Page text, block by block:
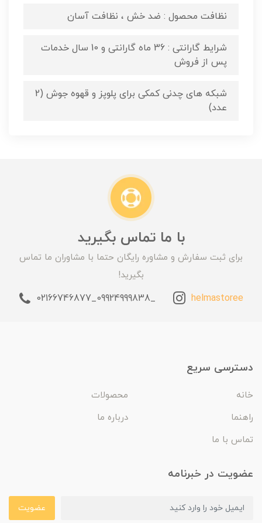
نظافت محصول : ضد خش ، نظافت آسان
شرایط گارانتی : 36 ماه گارانتی و 10 سال خدمات
پس از فروش
شبکه های چدنی کمکی برای پلوپز و قهوه جوش (2
عدد)
با ما تماس بگیرید
برای ثبت سفارش و مشاوره رایگان حتما با مشاوران ما تماس
بگیرید!
helmastoree
_09924999838_02166746877
دسترسی سریع
خانه
محصولات
راهنما
درباره ما
تماس با ما
عضویت در خبرنامه
عضویت